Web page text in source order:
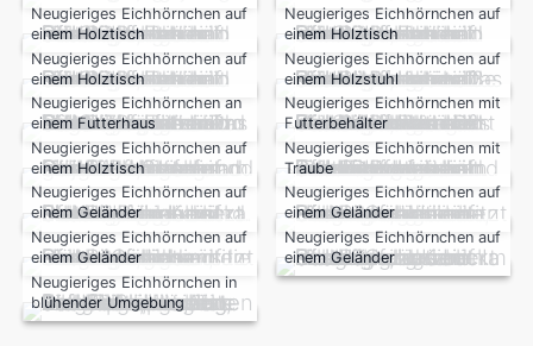
Neugieriges Eichhörnchen auf
einem Holztisch
Neugieriges Eichhörnchen auf
einem Holztisch
Neugieriges Eichhörnchen auf
einem Holztisch
Neugieriges Eichhörnchen auf
einem Holzstuhl
Neugieriges Eichhörnchen an
einem Futterhaus
Neugieriges Eichhörnchen mit
Futterbehälter
Neugieriges Eichhörnchen auf
einem Holztisch
Neugieriges Eichhörnchen mit
Traube
Neugieriges Eichhörnchen auf
einem Geländer
Neugieriges Eichhörnchen auf
einem Geländer
Neugieriges Eichhörnchen auf
einem Geländer
Neugieriges Eichhörnchen auf
einem Geländer
Neugieriges Eichhörnchen in
blühender Umgebung